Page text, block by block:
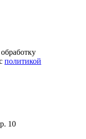
политикой
10